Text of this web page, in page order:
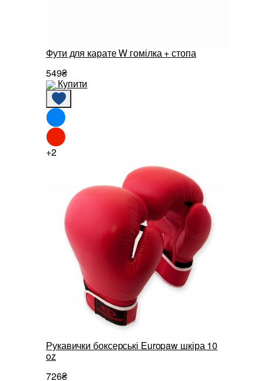
Фути для карате W гомілка + стопа
549₴
Купити
+2
Рукавички боксерські Europaw шкіра 10
oz
726₴